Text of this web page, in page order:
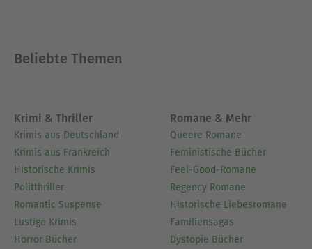
Beliebte Themen
Krimi & Thriller
Krimis aus Deutschland
Krimis aus Frankreich
Historische Krimis
Politthriller
Romantic Suspense
Lustige Krimis
Horror Bücher
Romane & Mehr
Queere Romane
Feministische Bücher
Feel-Good-Romane
Regency Romane
Historische Liebesromane
Familiensagas
Dystopie Bücher